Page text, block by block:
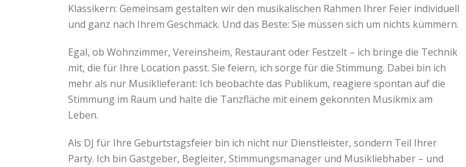
Klassikern: Gemeinsam gestalten wir den musikalischen Rahmen Ihrer Feier individuell
und ganz nach Ihrem Geschmack. Und das Beste: Sie müssen sich um nichts kümmern.
Egal, ob Wohnzimmer, Vereinsheim, Restaurant oder Festzelt – ich bringe die Technik
mit, die für Ihre Location passt. Sie feiern, ich sorge für die Stimmung. Dabei bin ich
mehr als nur Musiklieferant: Ich beobachte das Publikum, reagiere spontan auf die
Stimmung im Raum und halte die Tanzfläche mit einem gekonnten Musikmix am
Leben.
Als DJ für Ihre Geburtstagsfeier bin ich nicht nur Dienstleister, sondern Teil Ihrer
Party. Ich bin Gastgeber, Begleiter, Stimmungsmanager und Musikliebhaber – und